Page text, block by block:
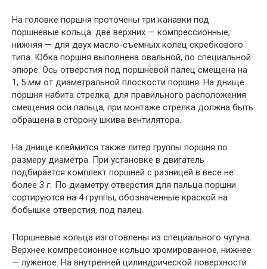
На головке поршня проточены три канавки под
поршневые кольца: две верхних — компрессионные,
нижняя — для двух масло-съемных колец скребкового
типа. Юбка поршня выполнена овальной, по специальной
эпюре. Ось отверстия под поршневой палец смещена на
1, 5 мм от диаметральной плоскости поршня. На днище
поршня набита стрелка, для правильного расположения
смещения оси пальца, при монтаже стрелка должна быть
обращена в сторону шкива вентилятора.
На днище клеймится также литер группы поршня по
размеру диаметра. При установке в двигатель
подбирается комплект поршней с разницей в весе не
более 3 г. По диаметру отверстия для пальца поршни
сортируются на 4 группы, обозначенные краской на
бобышке отверстия, под палец.
Поршневые кольца изготовлены из специального чугуна.
Верхнее компрессионное кольцо хромированное, нижнее
— луженое. На внутренней цилиндрической поверхности